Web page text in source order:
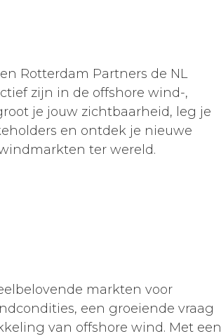
Rotterdam Partners de NL
zijn in de offshore wind-,
je jouw zichtbaarheid, leg je
en ontdek je nieuwe
ter wereld.
markten voor
een groeiende vraag
van offshore wind. Met een